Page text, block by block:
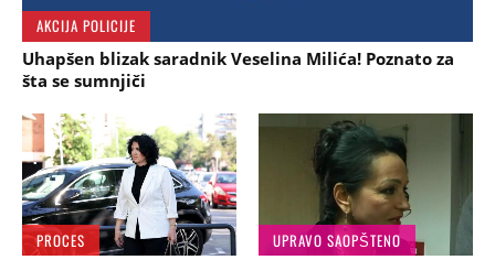
AKCIJA POLICIJE
Uhapšen blizak saradnik Veselina Milića! Poznato za
šta se sumnjiči
PROCES
UPRAVO SAOPŠTENO